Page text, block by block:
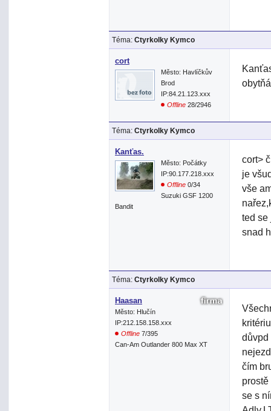
Téma: Ctyrkolky Kymco
cort
Město: Havlíčkův
Brod
IP:84.21.123.xxx
Offline 28/2946
Téma: Ctyrkolky Kymco
Kanťas.
Město: Počátky
IP:90.177.218.xxx
Offline 0/34
Suzuki GSF 1200
Bandit
cort>
je
vše
ted se
snad
Téma: Ctyrkolky Kymco
Haasan
Město: Hlučín
IP:212.158.158.xxx
Offline 7/395
Can-Am Outlander 800 Max XT
důvpd
čím
se s